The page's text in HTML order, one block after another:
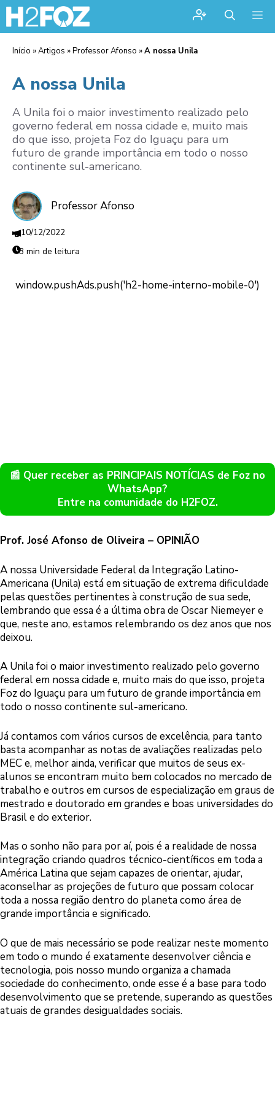
Início »Artigos »Professor Afonso »A nossa Unila
A nossa Unila
A Unila foi o maior investimento realizado pelo
governo federal em nossa cidade e, muito mais
do que isso, projeta Foz do Iguaçu para um
futuro de grande importância em todo o nosso
continente sul-americano.
Professor Afonso
10/12/2022
3 min de leitura
📰 Quer receber as PRINCIPAIS NOTÍCIAS de Foz no
WhatsApp?
Entre na comunidade do H2FOZ.
Prof. José Afonso de Oliveira – OPINIÃO
A nossa Universidade Federal da Integração Latino-
Americana (Unila) está em situação de extrema dificuldade
pelas questões pertinentes à construção de sua sede,
lembrando que essa é a última obra de Oscar Niemeyer e
que, neste ano, estamos relembrando os dez anos que nos
deixou.
A Unila foi o maior investimento realizado pelo governo
federal em nossa cidade e, muito mais do que isso, projeta
Foz do Iguaçu para um futuro de grande importância em
todo o nosso continente sul-americano.
Já contamos com vários cursos de excelência, para tanto
basta acompanhar as notas de avaliações realizadas pelo
MEC e, melhor ainda, verificar que muitos de seus ex-
alunos se encontram muito bem colocados no mercado de
trabalho e outros em cursos de especialização em graus de
mestrado e doutorado em grandes e boas universidades do
Brasil e do exterior.
Mas o sonho não para por aí, pois é a realidade de nossa
integração criando quadros técnico-científicos em toda a
América Latina que sejam capazes de orientar, ajudar,
aconselhar as projeções de futuro que possam colocar
toda a nossa região dentro do planeta como área de
grande importância e significado.
O que de mais necessário se pode realizar neste momento
em todo o mundo é exatamente desenvolver ciência e
tecnologia, pois nosso mundo organiza a chamada
sociedade do conhecimento, onde esse é a base para todo
desenvolvimento que se pretende, superando as questões
atuais de grandes desigualdades sociais.